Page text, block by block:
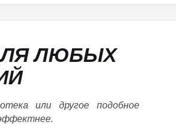
ЛЮБЫХ
или другое подобное